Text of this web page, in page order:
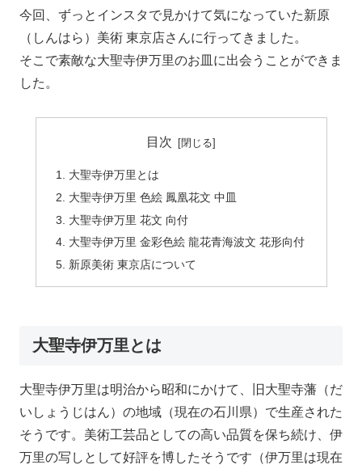
今回、ずっとインスタで見かけて気になっていた新原
（しんはら）美術 東京店さんに行ってきました。
そこで素敵な大聖寺伊万里のお皿に出会うことができま
した。
目次
大聖寺伊万里とは
大聖寺伊万里 色絵 鳳凰花文 中皿
大聖寺伊万里 花文 向付
大聖寺伊万里 金彩色絵 龍花青海波文 花形向付
新原美術 東京店について
大聖寺伊万里とは
大聖寺伊万里は明治から昭和にかけて、旧大聖寺藩（だ
いしょうじはん）の地域（現在の石川県）で生産された
そうです。美術工芸品としての高い品質を保ち続け、伊
万里の写しとして好評を博したそうです（伊万里は現在